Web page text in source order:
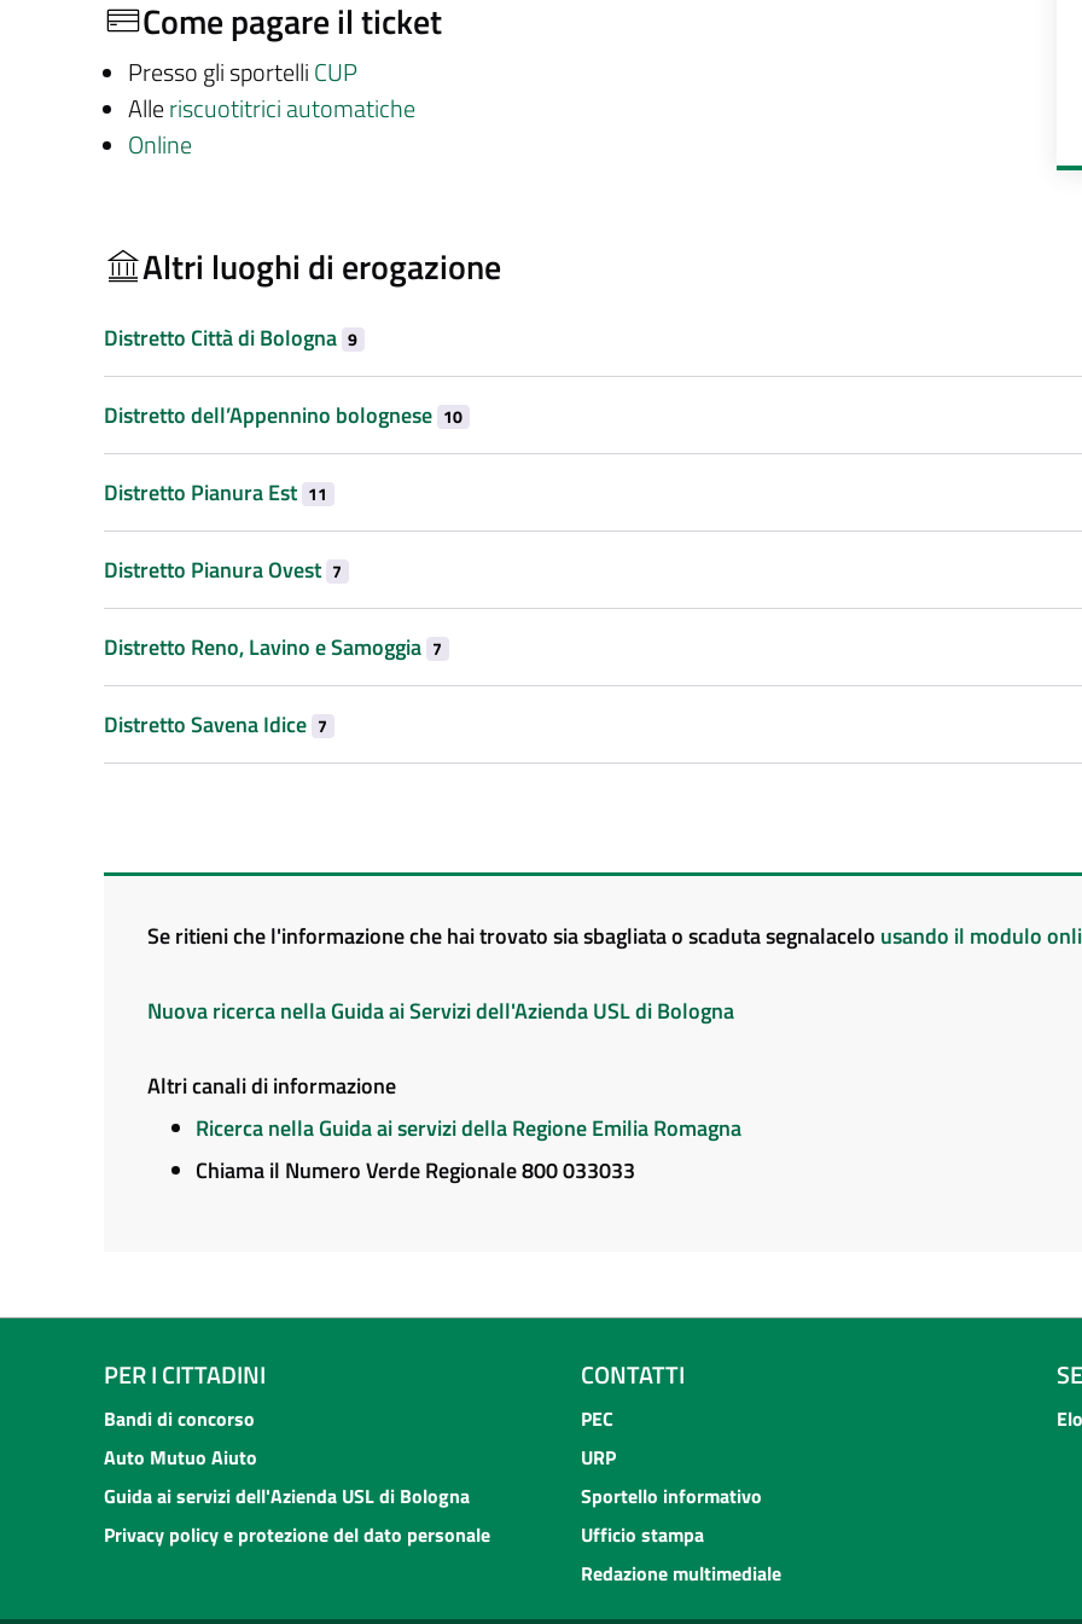
Come pagare il ticket
Presso gli sportelli CUP
Alleriscuotitrici automatiche
Online
Altri luoghi di erogazione
Distretto Città di Bologna 9
Distretto dell’Appennino bolognese 10
Distretto Pianura Est 11
Distretto Pianura Ovest 7
Distretto Reno, Lavino e Samoggia 7
Distretto Savena Idice 7
Se ritieni che l'informazione che hai trovato sia sbagliata o scaduta segnalacelo usando il modulo
Nuova ricerca nella Guida ai Servizi dell'Azienda USL di Bologna
Altri canali di informazione
Ricerca nella Guida ai servizi della Regione Emilia Romagna
Chiama il Numero Verde Regionale 800 033033
PER I CITTADINI
Bandi di concorso
Auto Mutuo Aiuto
Guida ai servizi dell'Azienda USL di Bologna
Privacy policy e protezione del dato personale
CONTATTI
PEC
URP
Sportello informativo
Ufficio stampa
Redazione multimediale